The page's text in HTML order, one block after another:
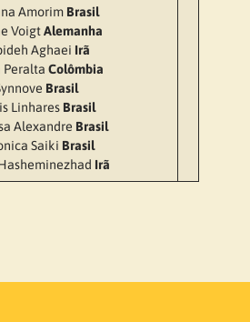
Amorim Brasil
VoigtAlemanha
Aghaei Irã
Peralta Colômbia
Brasil
Linhares Brasil
Alexandre Brasil
Saiki Brasil
Irã